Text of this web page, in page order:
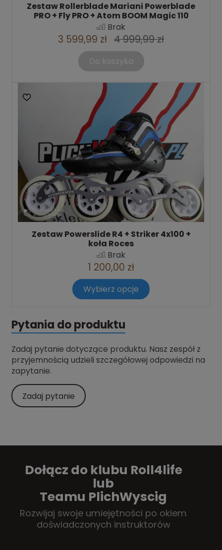
Zestaw Rollerblade Mariani Powerblade
PRO + Fly PRO + Atom BOOM Magic 110
Brak
3 599,99 zł 4 999,99 zł
Do koszyka
Zestaw Powerslide R4 + Striker 4x100 +
koła Roces
Brak
1 200,00 zł
Wybierz opcje
Pytania do produktu
Zadaj pytanie dotyczące produktu. Nasz zespół z
przyjemnością udzieli szczegółowej odpowiedzi na
zapytanie.
Zadaj pytanie
Dołącz do klubu Roll4life
lub
Teamu PlichWyscig
Rozwijaj swoje umiejętności po okiem
doświadczonych instruktorów